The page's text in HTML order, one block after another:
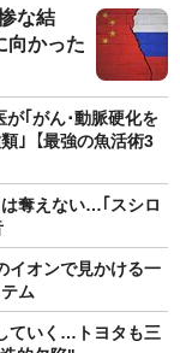
な結
向かった
｢がん･動脈硬化を
｣【最強の魚活術3
奪えない…｢スシロ
イオンで見かける一
ム
ていく…トヨタも三